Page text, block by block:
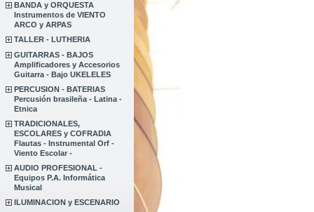
BANDA y ORQUESTA
Instrumentos de VIENTO
ARCO y ARPAS
TALLER - LUTHERIA
GUITARRAS - BAJOS
Amplificadores y Accesorios
Guitarra - Bajo UKELELES
PERCUSION - BATERIAS
Percusión brasileña - Latina -
Etnica
TRADICIONALES,
ESCOLARES y COFRADIA
Flautas - Instrumental Orf -
Viento Escolar -
AUDIO PROFESIONAL -
Equipos P.A. Informática
Musical
ILUMINACION y ESCENARIO